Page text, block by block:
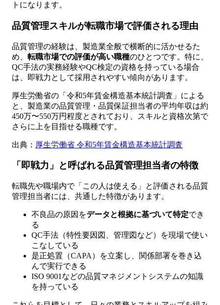
トになります。
品質管理スキルが転職市場で評価される理由
品質管理の経験は、製造業全般で横断的に活かせるた
め、 転職市場での評価が高い職種のひとつです。特に、
QC手法の実務経験やQC検定の資格を持っている場合
は、即戦力として採用されやすい傾向があります。
厚生労働省の「令和5年賃金構造基本統計調査」による
と、製造業の品質管理・品質保証担当者の平均年収は約
450万〜550万円程度とされており、スキルと資格次第で
さらに上を目指せる職種です。
出典： 厚生労働省 令和5年賃金構造基本統計調査
「即戦力」と呼ばれる品質管理担当者の特徴
転職先や職場内で「この人は使える」と評価される品質
管理担当者には、共通した特徴があります。
不良品の原因をデータと根拠に基づいて特定でき
る
QC手法（特性要因図、管理図など）を現場で使い
こなしている
是正処置（CAPA）を立案し、関係部署を巻き込
んで実行できる
ISO 9001などの品質マネジメントシステムの知識
を持っている